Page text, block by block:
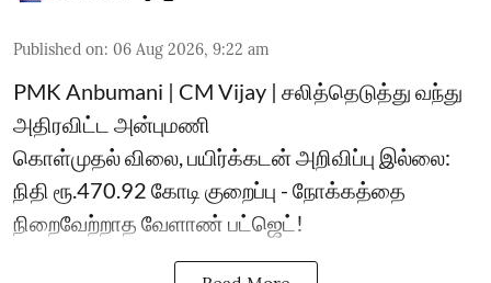
Published on: 06 Aug 2026, 9:22 am
PMK Anbumani | CM Vijay | சலித்தெடுத்து வந்து
அதிரவிட்ட அன்புமணி
கொள்முதல் விலை, பயிர்க்கடன் அறிவிப்பு இல்லை:
நிதி ரூ.470.92 கோடி குறைப்பு - நோக்கத்தை
நிறைவேற்றாத வேளாண் பட்ஜெட்!